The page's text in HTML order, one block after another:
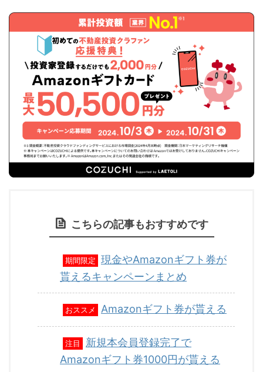
こちらの記事もおすすめです
期間限定
現金やAmazonギフト券が
貰えるキャンペーンまとめ
おススメ Amazonギフト券が貰える
注目
新規本会員登録完了で
Amazonギフト券1000円が貰える